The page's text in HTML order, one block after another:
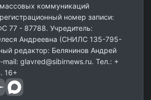
массовых коммуникаций
номер записи:
77 - 87788. Учредитель:
Андреевна (СНИЛС 135-795-
редактор: Белянинов Андрей
mail: glavred@sibirnews.ru. Тел.: +
16+